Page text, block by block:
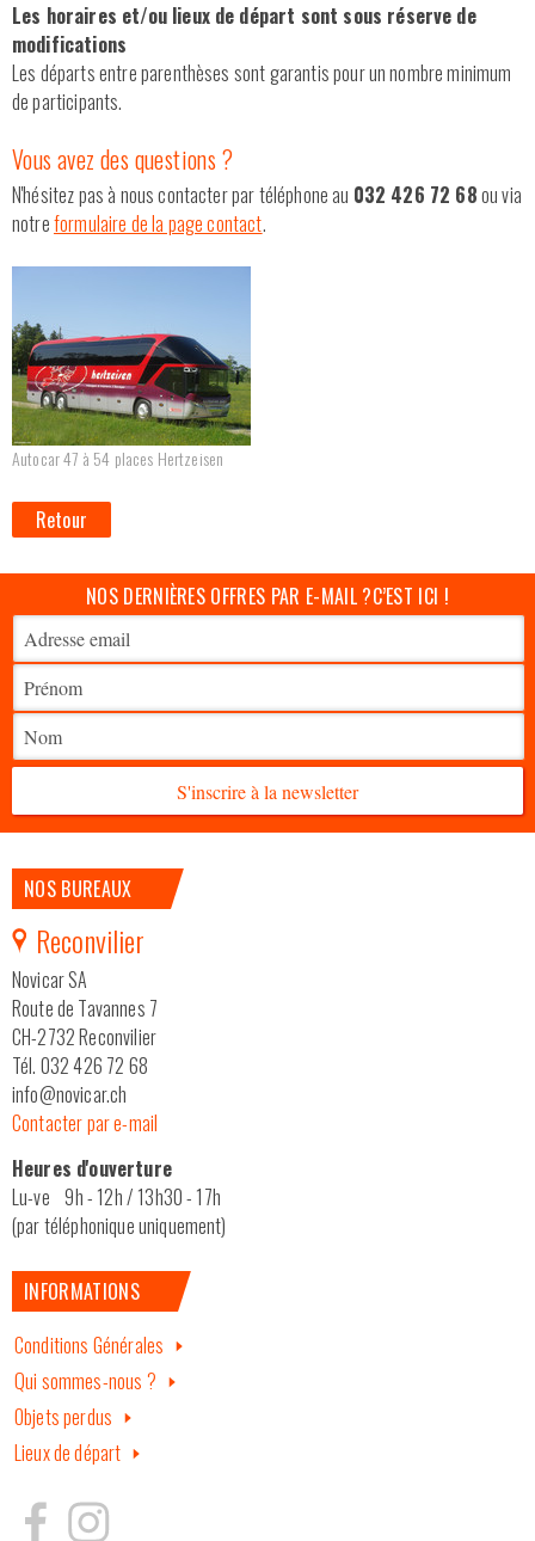
Les horaires et/ou lieux de départ sont sous réserve de
modifications
Les départs entre parenthèses sont garantis pour un nombre minimum
de participants.
Vous avez des questions ?
N'hésitez pas à nous contacter par téléphone au 032 426 72 68ou via
notreformulaire de la page contact.
Autocar 47 à 54 places Hertzeisen
Retour
NOS DERNIÈRES OFFRES PAR E-MAIL ?C’EST ICI !
S'inscrire à la newsletter
NOS BUREAUX
Reconvilier
Novicar SA
Route de Tavannes 7
CH-2732 Reconvilier
Tél. 032 426 72 68
info@novicar.ch
Contacter par e-mail
Heures d'ouverture
Lu-ve 9h - 12h / 13h30 - 17h
(par téléphonique uniquement)
INFORMATIONS
Conditions Générales
Qui sommes-nous ?
Objets perdus
Lieux de départ